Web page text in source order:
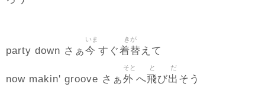
party down さぁ今
いま
すぐ着替
きが
えて
now makin' groove さぁ外
そと
へ飛
と
び出
だ
そう